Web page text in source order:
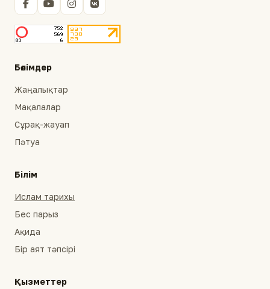
Бөлімдер
Жаңалықтар
Мақалалар
Сұрақ-жауап
Пәтуа
Білім
Ислам тарихы
Бес парыз
Ақида
Бір аят тәпсірі
Қызметтер